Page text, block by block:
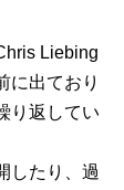
Liebing
に出ており
り返してい
したり、過